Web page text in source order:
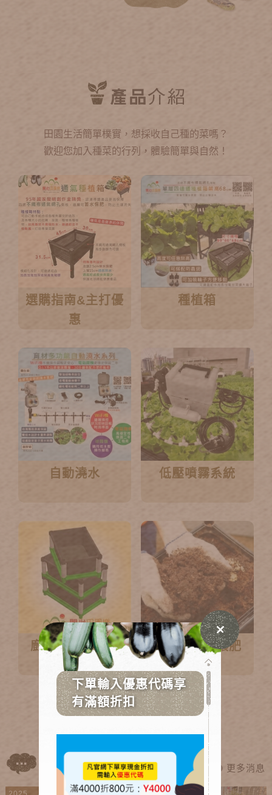
田園生活簡單樸實，想採收自己種的菜嗎？
歡迎您加入種菜的行列，體驗簡單與自然！
選購指南&主打優
惠
種植箱
自動澆水 低壓噴霧系統
廚餘堆肥、芽菜
箱
有機介質土壤肥
更多消息